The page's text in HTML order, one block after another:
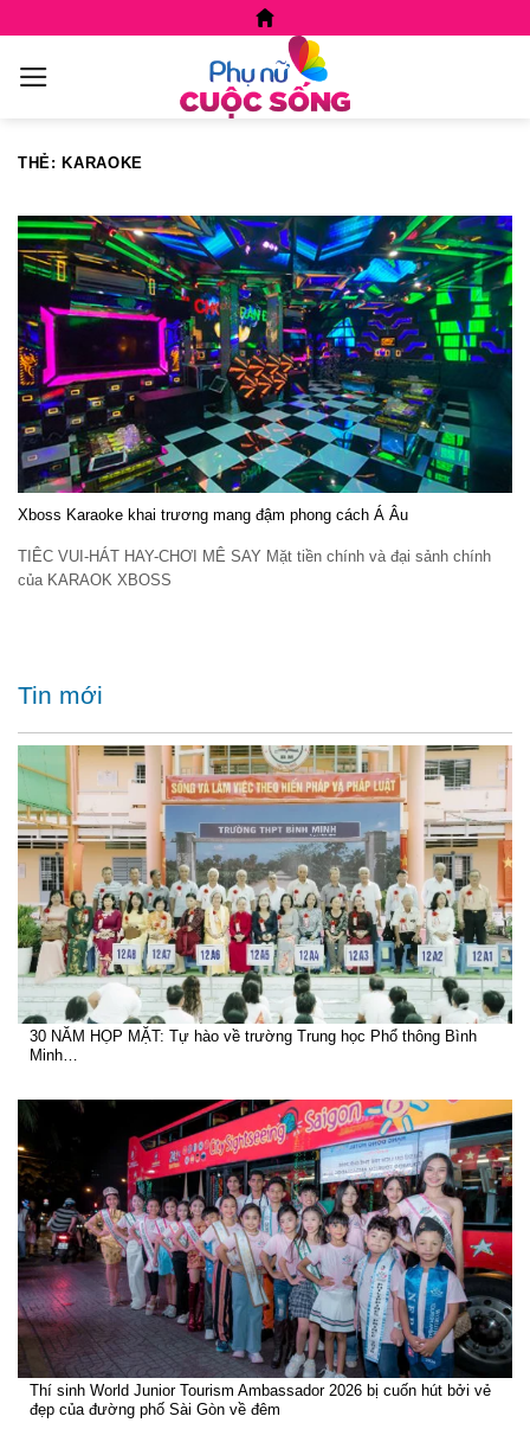
content
THẺ: KARAOKE
Xboss Karaoke khai trương mang đậm phong cách Á Âu
TIÊC VUI-HÁT HAY-CHƠI MÊ SAY Mặt tiền chính và đại sảnh chính
của KARAOK XBOSS
Tin mới
30 NĂM HỌP MẶT: Tự hào về trường Trung học Phổ thông Bình
Minh…
Thí sinh World Junior Tourism Ambassador 2026 bị cuốn hút bởi vẻ
đẹp của đường phố Sài Gòn về đêm